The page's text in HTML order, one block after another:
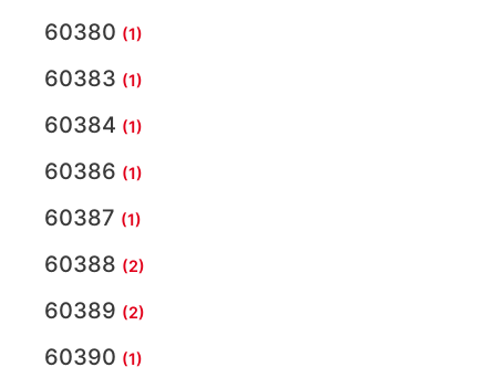
60380 (1)
60383 (1)
60384 (1)
60386 (1)
60387 (1)
60388 (2)
60389 (2)
60390 (1)